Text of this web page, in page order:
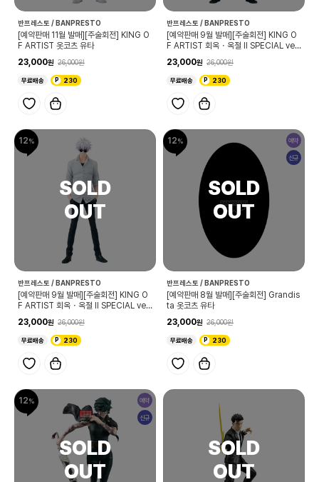
반프레스토 / BANPRESTO
[예약판매 11월 발매][주술회전] KING O
F ARTIST 옷코츠 유타
23,000
26,000
무료배송 230
반프레스토 / BANPRESTO
[예약판매 9월 발매][주술회전] KING O
F ARTIST 회옥・옥절 Ⅱ SPECIAL ver.
23,000 26,000
무료배송 230
12
반프레스토 / BANPRESTO
[예약판매 9월 발매][주술회전] KING O
F ARTIST 회옥・옥절 Ⅱ SPECIAL ver.
23,000 26,000
무료배송 230
12 예약
신규
반프레스토 / BANPRESTO
[예약판매 8월 발매][주술회전] Grandis
ta 옷코츠 유타
23,000
26,000
무료배송 230
12 예약
신규